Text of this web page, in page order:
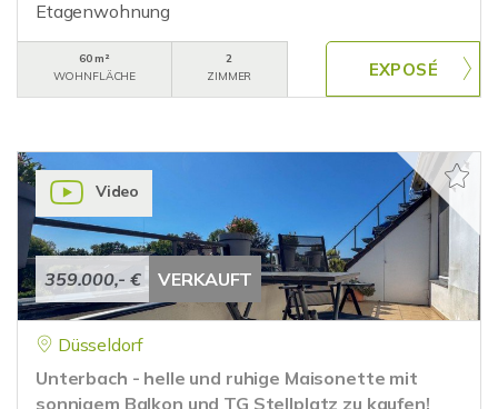
Etagenwohnung
60 m²
WOHNFLÄCHE
2
ZIMMER
359.000,- € VERKAUFT
Video
Düsseldorf
Unterbach - helle und ruhige Maisonette mit
sonnigem Balkon und TG Stellplatz zu kaufen!